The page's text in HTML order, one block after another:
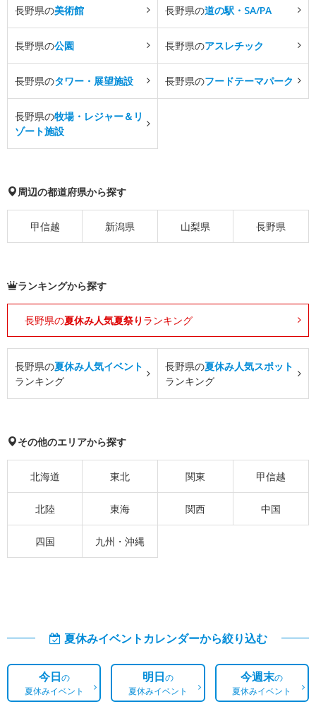
長野県の美術館 長野県の道の駅・SA/PA
長野県の公園 長野県のアスレチック
長野県のタワー・展望施設 長野県のフードテーマパーク
長野県の牧場・レジャー＆リ
ゾート施設
周辺の都道府県から探す
甲信越 新潟県 山梨県 長野県
ランキングから探す
長野県の夏休み人気夏祭り ランキング
長野県の夏休み人気イベント
ランキング
長野県の夏休み人気スポット
ランキング
その他のエリアから探す
北海道 東北 関東 甲信越
北陸 東海 関西 中国
四国 九州・沖縄
夏休みイベントカレンダーから絞り込む
今日の
夏休みイベント
明日の
夏休みイベント
今週末の
夏休みイベント